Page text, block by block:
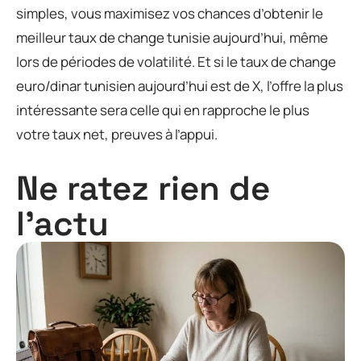
simples, vous maximisez vos chances d’obtenir le
meilleur taux de change tunisie aujourd’hui, même
lors de périodes de volatilité. Et si le taux de change
euro/dinar tunisien aujourd’hui est de X, l’offre la plus
intéressante sera celle qui en rapproche le plus
votre taux net, preuves à l’appui.
Ne ratez rien de
l'actu